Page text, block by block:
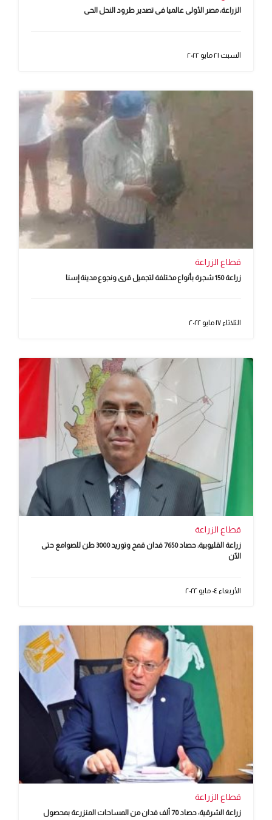
الزراعة: مصر الأولى عالميا فى تصدير طرود النحل الحى
السبت ٢١ مايو ٢٠٢٢
قطاع الزراعة
زراعة 150 شجرة بأنواع مختلفة لتجميل قرى ونجوع مدينة إسنا
الثلاثاء ١٧ مايو ٢٠٢٢
قطاع الزراعة
زراعة القليوبية: حصاد 7650 فدان قمح وتوريد 3000 طن للصوامع حتى
الآن
الأربعاء ٠٤ مايو ٢٠٢٢
قطاع الزراعة
زراعة الشرقية: حصاد 70 ألف فدان من المساحات المنزرعة بمحصول